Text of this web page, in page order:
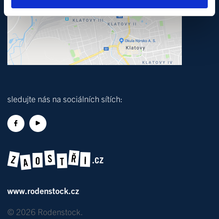
www.rodenstock.cz
© 2026 Rodenstock.
sledujte nás na sociálních sítích: